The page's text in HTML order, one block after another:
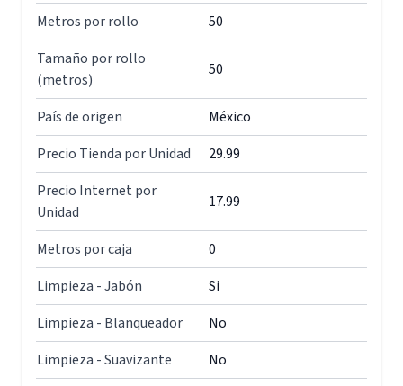
Metros por rollo
50
Tamaño por rollo
(metros)
50
País de origen
México
Precio Tienda por Unidad
29.99
Precio Internet por
Unidad
17.99
Metros por caja
0
Limpieza - Jabón
Si
Limpieza - Blanqueador
No
Limpieza - Suavizante
No